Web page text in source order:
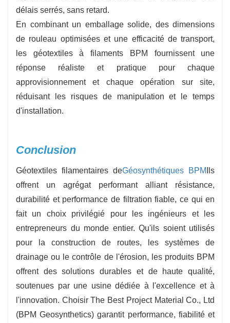
délais serrés, sans retard.
En combinant un emballage solide, des dimensions
de rouleau optimisées et une efficacité de transport,
les géotextiles à filaments BPM fournissent une
réponse réaliste et pratique pour chaque
approvisionnement et chaque opération sur site,
réduisant les risques de manipulation et le temps
d'installation.
Conclusion
Géotextiles filamentaires deGéosynthétiques BPM Ils
offrent un agrégat performant alliant résistance,
durabilité et performance de filtration fiable, ce qui en
fait un choix privilégié pour les ingénieurs et les
entrepreneurs du monde entier. Qu'ils soient utilisés
pour la construction de routes, les systèmes de
drainage ou le contrôle de l'érosion, les produits BPM
offrent des solutions durables et de haute qualité,
soutenues par une usine dédiée à l'excellence et à
l'innovation. Choisir The Best Project Material Co., Ltd
(BPM Geosynthetics) garantit performance, fiabilité et